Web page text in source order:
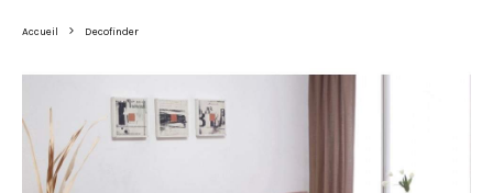
Accueil Decofinder